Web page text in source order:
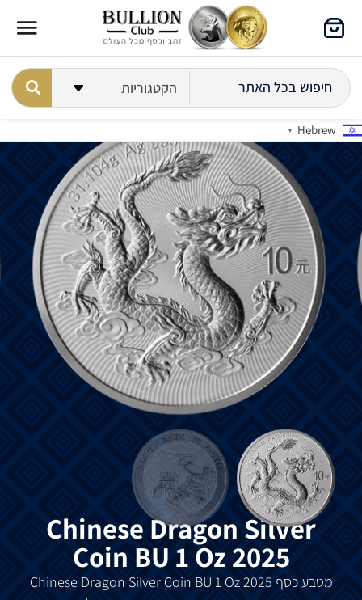
Hebrew
▼
Chinese Dragon Silver
Coin BU 1 Oz 2025
מטבע כסף Chinese Dragon Silver Coin BU 1 Oz 2025